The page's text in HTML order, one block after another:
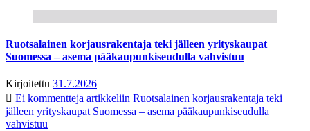
Ruotsalainen korjausrakentaja teki jälleen yrityskaupat
Suomessa – asema pääkaupunkiseudulla vahvistuu
Kirjoitettu 31.7.2026
Ei kommentteja artikkeliin Ruotsalainen korjausrakentaja teki
jälleen yrityskaupat Suomessa – asema pääkaupunkiseudulla
vahvistuu